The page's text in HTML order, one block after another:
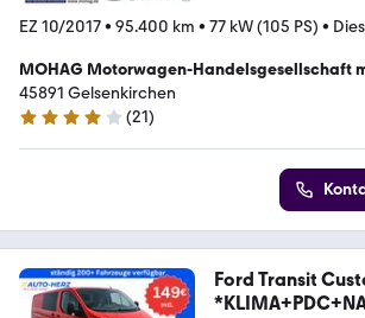
EZ 10/2017• 95.400 km • 77 kW (105 PS) •
MOHAG Motorwagen-Handelsgesellschaft
45891 Gelsenkirchen
4 Sterne
(21)
Ford Transit